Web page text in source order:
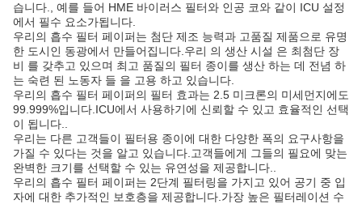
습니다., 예를 들어 HME 바이러스 필터와 인공 코와 같이 ICU 설정
에서 필수 요소가됩니다.
우리의 흡수 필터 페이퍼는 첨단 제조 능력과 고품질 제품으로 유명
한 도시인 동광에서 만들어집니다.우리 의 생산 시설 은 최첨단 장
비 를 갖추고 있으며 최고 품질의 필터 종이를 생산 하는 데 전념 하
는 숙련 된 노동자 들 을 고용 하고 있습니다.
우리의 흡수 필터 페이퍼의 필터 효과는 2.5 미크론의 미세먼지에도
99.999%입니다.ICU에서 사용하기에 신뢰할 수 있고 효율적인 선택
이 됩니다..
우리는 다른 고객들이 필터용 종이에 대한 다양한 폭의 요구사항을
가질 수 있다는 것을 알고 있습니다.고객들에게 그들의 필요에 맞는
완벽한 크기를 선택할 수 있는 유연성을 제공합니다..
우리의 흡수 필터 페이퍼는 2단계 필터링을 가지고 있어 공기 중 입
자에 대한 추가적인 보호층을 제공합니다.가장 높은 필터레이션 수